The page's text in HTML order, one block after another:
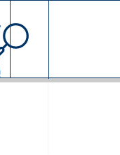
© 2026